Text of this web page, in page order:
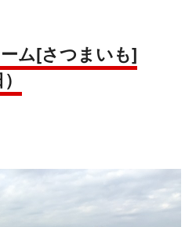
ム[さつまいも]